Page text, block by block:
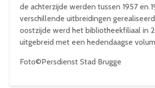
de achterzijde werden tussen 1957 en
verschillende uitbreidingen
oostzijde werd het bibliotheekfiliaal in
uitgebreid met een hedendaagse
Foto©Persdienst Stad Brugge